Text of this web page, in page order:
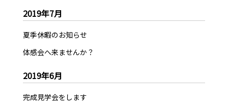
2019年7月
夏季休暇のお知らせ
体感会へ来ませんか？
2019年6月
完成見学会をします